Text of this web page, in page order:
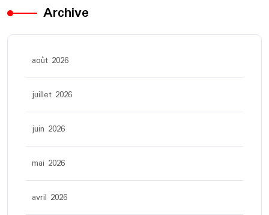
Archive
août 2026
juillet 2026
juin 2026
mai 2026
avril 2026